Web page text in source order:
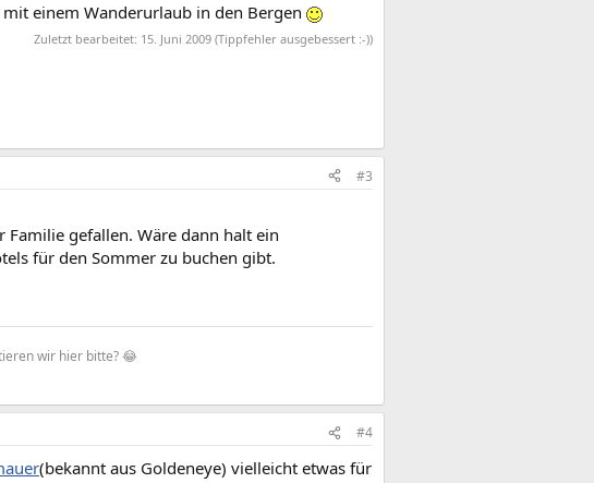
einem Wanderurlaub in den Bergen
Zuletzt bearbeitet: 15. Juni 2009 (Tippfehler ausgebessert :-))
#3
gefallen. Wäre dann halt ein
für den Sommer zu buchen gibt.
wir hier bitte? 😂
#4
(bekannt aus Goldeneye) vielleicht etwas für